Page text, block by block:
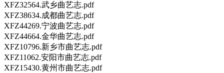
XFZ32564.武乡曲艺志.pdf
XFZ38634.成都曲艺志.pdf
XFZ44269.宁波曲艺志.pdf
XFZ44664.金华曲艺志.pdf
XFZ10796.新乡市曲艺志.pdf
XFZ11062.安阳市曲艺志.pdf
XFZ15430.黄州市曲艺志.pdf